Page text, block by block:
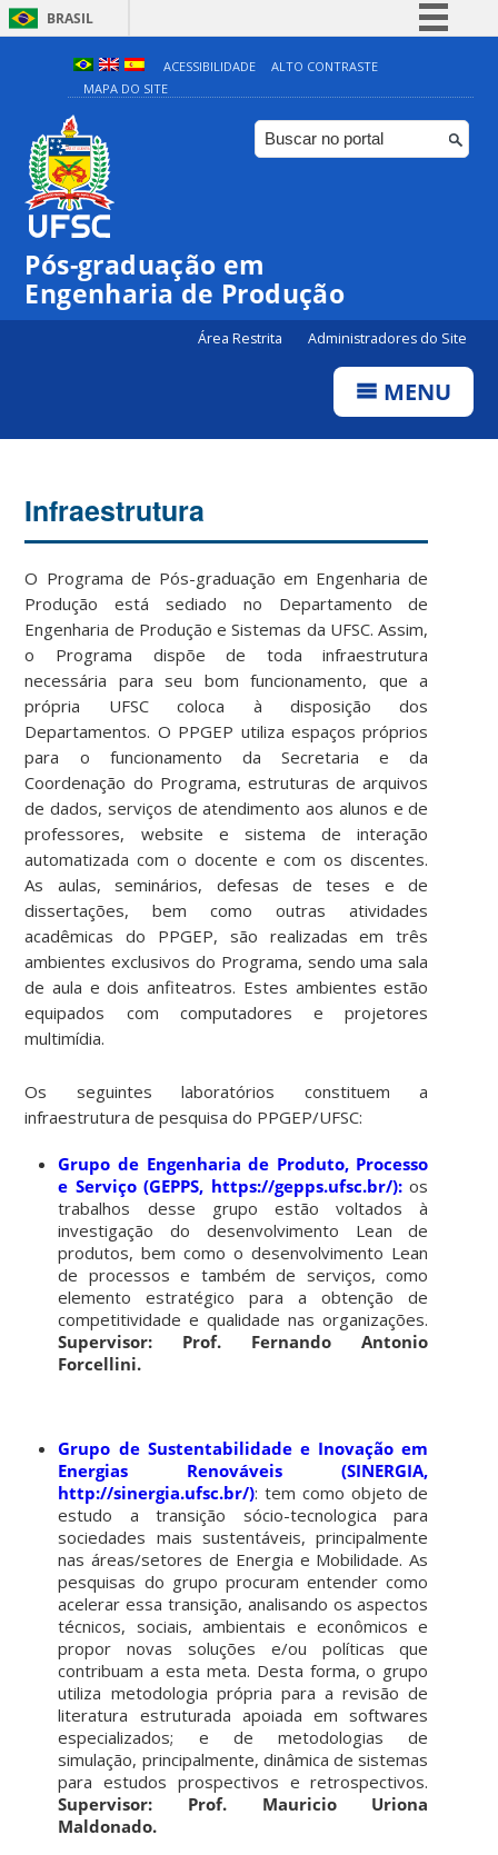
BRASIL
Simplifique!
Comunica BR
Participe
ACESSIBILIDADE
ALTO CONTRASTE
MAPA DO SITE
Pós-graduação em
Engenharia de Produção
Área Restrita Administradores do Site
MENU
Infraestrutura
O Programa de Pós-graduação em Engenharia de
Produção está sediado no Departamento de
Engenharia de Produção e Sistemas da UFSC. Assim,
o Programa dispõe de toda infraestrutura
necessária para seu bom funcionamento, que a
própria UFSC coloca à disposição dos
Departamentos. O PPGEP utiliza espaços próprios
para o funcionamento da Secretaria e da
Coordenação do Programa, estruturas de arquivos
de dados, serviços de atendimento aos alunos e de
professores, website e sistema de interação
automatizada com o docente e com os discentes.
As aulas, seminários, defesas de teses e de
dissertações, bem como outras atividades
acadêmicas do PPGEP, são realizadas em três
ambientes exclusivos do Programa, sendo uma sala
de aula e dois anfiteatros. Estes ambientes estão
equipados com computadores e projetores
multimídia.
Os seguintes laboratórios constituem a
infraestrutura de pesquisa do PPGEP/UFSC:
Grupo de Engenharia de Produto, Processo
e Serviço (GEPPS, https://gepps.ufsc.br/):os
trabalhos desse grupo estão voltados à
investigação do desenvolvimento Lean de
produtos, bem como o desenvolvimento Lean
de processos e também de serviços, como
elemento estratégico para a obtenção de
competitividade e qualidade nas organizações.
Supervisor: Prof. Fernando Antonio
Forcellini.
Grupo de Sustentabilidade e Inovação em
Energias Renováveis (SINERGIA,
http://sinergia.ufsc.br/): tem como objeto de
estudo a transição sócio-tecnologica para
sociedades mais sustentáveis, principalmente
nas áreas/setores de Energia e Mobilidade. As
pesquisas do grupo procuram entender como
acelerar essa transição, analisando os aspectos
técnicos, sociais, ambientais e econômicos e
propor novas soluções e/ou políticas que
contribuam a esta meta. Desta forma, o grupo
utiliza metodologia própria para a revisão de
literatura estruturada apoiada em softwares
especializados; e de metodologias de
simulação, principalmente, dinâmica de sistemas
para estudos prospectivos e retrospectivos.
Supervisor: Prof. Mauricio Uriona
Maldonado.